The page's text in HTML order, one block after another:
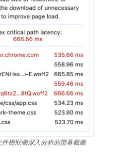
件樹狀圖深入分析的螢幕截圖